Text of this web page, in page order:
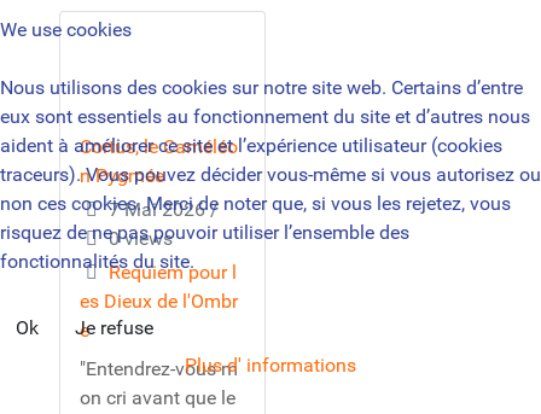
Cortus, le Caméléo
n Pygmée
7 Mai 2026/
0 views
Requiem pour l
es Dieux de l'Ombr
e
"Entendrez-vous m
on cri avant que le
We use cookies
Nous utilisons des cookies sur notre site web. Certains d’entre
eux sont essentiels au fonctionnement du site et d’autres nous
aident à améliorer ce site et l’expérience utilisateur (cookies
traceurs). Vous pouvez décider vous-même si vous autorisez ou
non ces cookies. Merci de noter que, si vous les rejetez, vous
risquez de ne pas pouvoir utiliser l’ensemble des
fonctionnalités du site.
Ok
Je refuse
Plus d' informations